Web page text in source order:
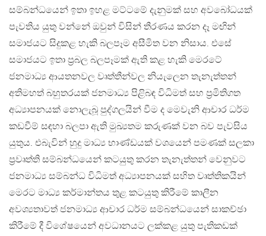
සම්බන්ධයෙන් ඉතා ඉහළ මට්ටමේ දැනුමක් සහ අවබෝධයක්
පැවතිය යුතු වන්නේ ඔවුන් විසින් තීරණය කරන දෑ මඟින්
සමාජයට සිදුකළ හැකි බලපෑම අසීමිත වන නිසාය. එසේ
සමාජයට ඉතා ප්‍රබල බලපෑමක් ඇති කළ හැකි මෙරටේ
ජනමාධ්‍ය ආයතනවල වෘත්තීන්වල නියැලෙන තැනැත්තන්
අතිමහත් බහුතරයක් ජනමාධ්‍ය පිළිබඳ විධිමත් සහ ප්‍රමිතිගත
අධ්‍යාපනයක් නොලැබූ පුද්ගලයින් වීම ද මෙවැනි ආචාර ධර්ම
කඩවීම් සඳහා බලපා ඇති මුඛ්‍යතම කරුණක් වන බව පැවසිය
යුතුය. එබැවින් හුදු මාධ්‍ය භාණ්ඩයක් වශයෙන් පමණක් සලකා
ප්‍රවෘත්ති සම්බන්ධයෙන් කටයුතු කරන තැනැත්තන් වෙනුවට
ජනමාධ්‍ය සම්බන්ධ විධිමත් අධ්‍යාපනයක් සහිත වෘත්තිකයින්
මෙරට මාධ්‍ය කර්මාන්තය තුළ කටයුතු කිරී‍මේ කාලීන
අවශ්‍යතාවත් ජනමාධ්‍ය ආචාර ධර්ම සම්බන්ධයෙන් සාකච්ඡා
කිරීමේ දී විශේෂයෙන් අවධානයට ලක්කළ යුතු පැතිකඩක්